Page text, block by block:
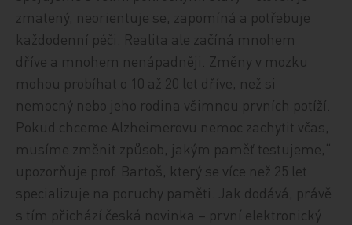
zmatený, neorientuje se, zapomíná a potřebuje
každodenní péči. Realita ale začíná mnohem
dříve a mnohem nenápadněji. Změny v mozku
mohou probíhat o 10 až 20 let dříve, než si
nemocný nebo jeho rodina všimnou prvních potíží.
Pokud chceme Alzheimerovu nemoc zachytit včas,
musíme změnit způsob, jakým paměť testujeme,“
upozorňuje prof. Bartoš, který se více než 25 let
specializuje na poruchy paměti. Jak dodává, právě
s tím přichází česká novinka – první elektronický